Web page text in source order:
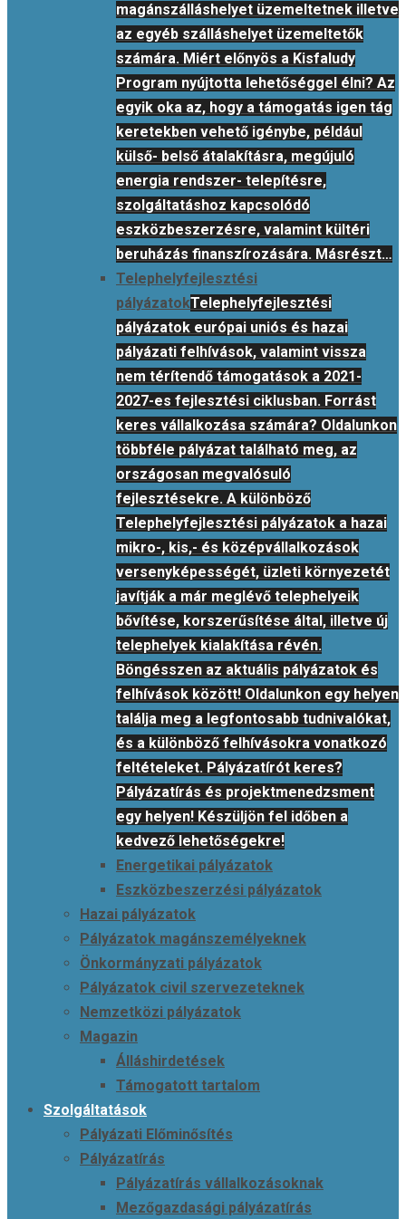
magánszálláshelyet üzemeltetnek illetve
az egyéb szálláshelyet üzemeltetők
számára. Miért előnyös a Kisfaludy
Program nyújtotta lehetőséggel élni? Az
egyik oka az, hogy a támogatás igen tág
keretekben vehető igénybe, például
külső- belső átalakításra, megújuló
energia rendszer- telepítésre,
szolgáltatáshoz kapcsolódó
eszközbeszerzésre, valamint kültéri
beruházás finanszírozására. Másrészt…
Telephelyfejlesztési
pályázatokTelephelyfejlesztési
pályázatok európai uniós és hazai
pályázati felhívások, valamint vissza
nem térítendő támogatások a 2021-
2027-es fejlesztési ciklusban. Forrást
keres vállalkozása számára? Oldalunkon
többféle pályázat található meg, az
országosan megvalósuló
fejlesztésekre. A különböző
Telephelyfejlesztési pályázatok a hazai
mikro-, kis,- és középvállalkozások
versenyképességét, üzleti környezetét
javítják a már meglévő telephelyeik
bővítése, korszerűsítése által, illetve új
telephelyek kialakítása révén.
Böngésszen az aktuális pályázatok és
felhívások között! Oldalunkon egy helyen
találja meg a legfontosabb tudnivalókat,
és a különböző felhívásokra vonatkozó
feltételeket. Pályázatírót keres?
Pályázatírás és projektmenedzsment
egy helyen! Készüljön fel időben a
kedvező lehetőségekre!
Energetikai pályázatok
Eszközbeszerzési pályázatok
Hazai pályázatok
Pályázatok magánszemélyeknek
Önkormányzati pályázatok
Pályázatok civil szervezeteknek
Nemzetközi pályázatok
Magazin
Álláshirdetések
Támogatott tartalom
Szolgáltatások
Pályázati Előminősítés
Pályázatírás
Pályázatírás vállalkozásoknak
Mezőgazdasági pályázatírás